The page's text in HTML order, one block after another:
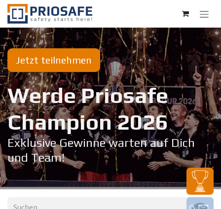
Zum Inhalt springen
Jetzt teilnehmen
Werde Priosafe
Champion 20​26
Exklusive Gewinne warten auf Dich
und Team!